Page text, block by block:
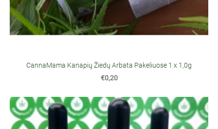
CannaMama Kanapių Žiedų Arbata Pakeliuose 1 x 1,0g
€0,20